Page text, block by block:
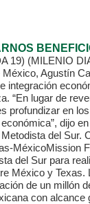
19) (MILENIO
Agustín
integración
“En lugar de
profundizar en
dijo
del Sur.
MéxicoMission
del Sur para
México y Texas.
de un millón
con alcance